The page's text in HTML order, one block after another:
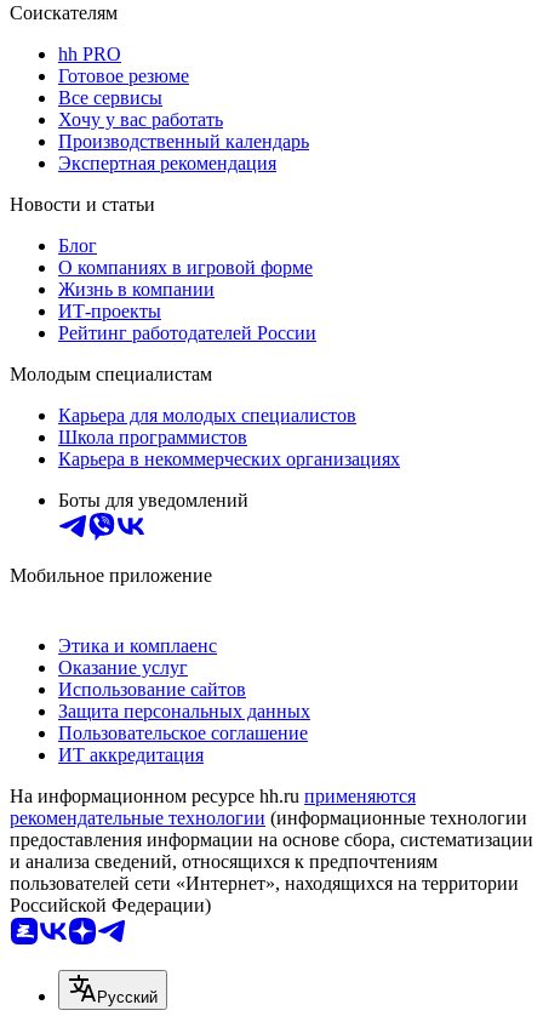
Соискателям
hh PRO
Готовое резюме
Все сервисы
Хочу у вас работать
Производственный календарь
Экспертная рекомендация
Новости и статьи
Блог
О компаниях в игровой форме
Жизнь в компании
ИТ-проекты
Рейтинг работодателей России
Молодым специалистам
Карьера для молодых специалистов
Школа программистов
Карьера в некоммерческих организациях
Боты для уведомлений
Мобильное приложение
Этика и комплаенс
Оказание услуг
Использование сайтов
Защита персональных данных
Пользовательское соглашение
ИТ аккредитация
На информационном ресурсе hh.ru применяются
рекомендательные технологии (информационные технологии
предоставления информации на основе сбора, систематизации
и анализа сведений, относящихся к предпочтениям
пользователей сети «Интернет», находящихся на территории
Российской Федерации)
Русский